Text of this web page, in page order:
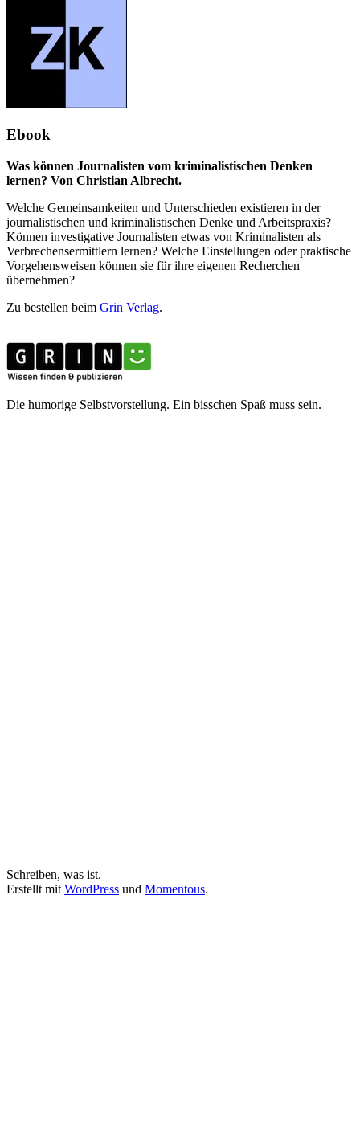
Ebook
Was können Journalisten vom kriminalistischen Denken
lernen? Von Christian Albrecht.
Welche Gemeinsamkeiten und Unterschieden existieren in der
journalistischen und kriminalistischen Denke und Arbeitspraxis?
Können investigative Journalisten etwas von Kriminalisten als
Verbrechensermittlern lernen? Welche Einstellungen oder praktische
Vorgehensweisen können sie für ihre eigenen Recherchen
übernehmen?
Zu bestellen beim Grin Verlag.
Die humorige Selbstvorstellung. Ein bisschen Spaß muss sein.
Schreiben, was ist.
Erstellt mit WordPress und Momentous.